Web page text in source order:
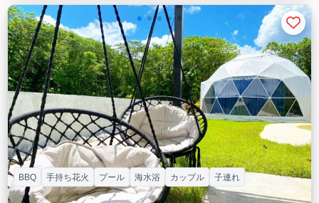
BBQ 手持ち花火 プール 海水浴 カップル 子連れ